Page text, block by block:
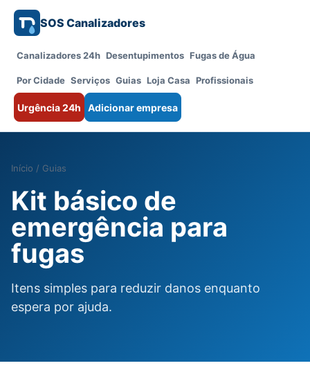
SOS Canalizadores
Canalizadores 24h Desentupimentos Fugas de Água
Por Cidade Serviços Guias Loja Casa Profissionais
Urgência 24h Adicionar empresa
Início / Guias
Kit básico de
emergência para
fugas
Itens simples para reduzir danos enquanto
espera por ajuda.